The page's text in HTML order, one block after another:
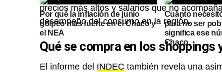
precios más altos y salarios que no
desempeño del consumo en la región.
Qué se compra en los shoppings
El informe del INDEC también revela una
Por qué la inflación de junio
golpeó más fuerte en el Chaco y
el NEA
Cuánto
para no ser
significa ese
Chaco